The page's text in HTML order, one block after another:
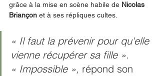
grâce à la mise en scène habile de Nicolas
Briançon et à ses répliques cultes.
« Il faut la prévenir pour qu'elle
vienne récupérer sa fille ».
« Impossible », répond son